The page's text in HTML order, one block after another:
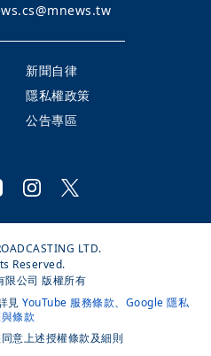
新聞自律
隱私權政策
公告專區
LTD.
Reserved.
限公司 版權所有
見 YouTube 服務條款、 Google 隱私
條款
意上述授權條款及細則